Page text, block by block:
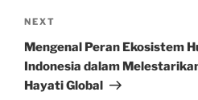
Next
Post
NEXT
Mengenal Peran Ekosistem
Indonesia dalam
Hayati Global